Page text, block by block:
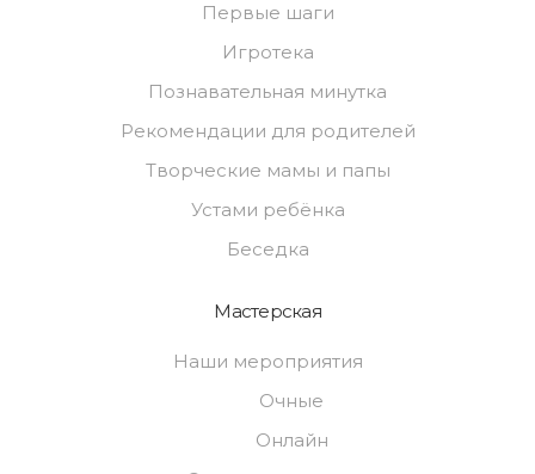
Первые шаги
Игротека
Познавательная минутка
Рекомендации для родителей
Творческие мамы и папы
Устами ребёнка
Беседка
Мастерская
Наши мероприятия
Очные
Онлайн